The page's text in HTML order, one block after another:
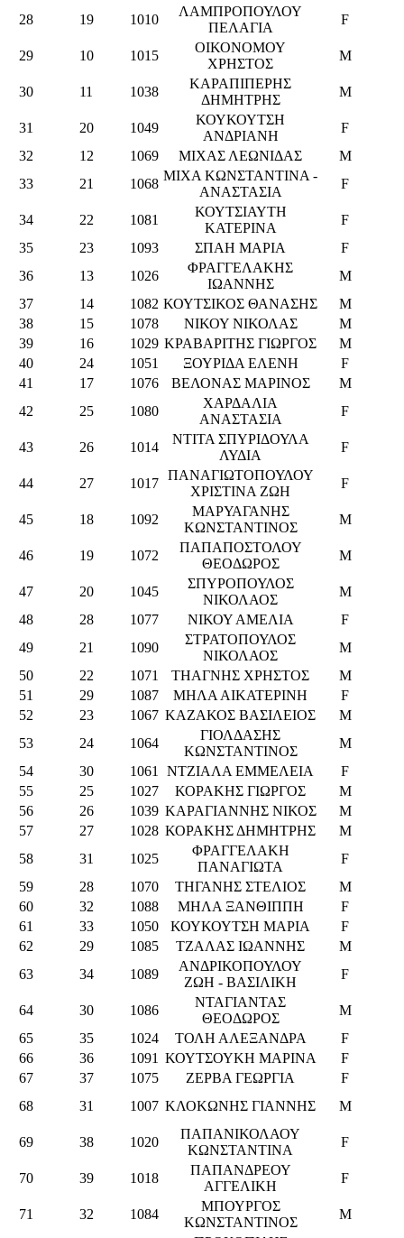
28 19 1010
ΛΑΜΠΡΟΠΟΥΛΟΥ
ΠΕΛΑΓΙΑ
F
29 10 1015
ΟΙΚΟΝΟΜΟΥ
ΧΡΗΣΤΟΣ
M
30 11 1038
ΚΑΡΑΠΙΠΕΡΗΣ
ΔΗΜΗΤΡΗΣ
M
31 20 1049
ΚΟΥΚΟΥΤΣΗ
ΑΝΔΡΙΑΝΗ
F
32
12 1069 ΜΙΧΑΣ ΛΕΩΝΙΔΑΣ
M
33
21 1068
ΜΙΧΑ ΚΩΝΣΤΑΝΤΙΝΑ -
ΑΝΑΣΤΑΣΙΑ
F
34 22 1081
ΚΟΥΤΣΙΑΥΤΗ
ΚΑΤΕΡΙΝΑ
F
35
23 1093 ΣΠΑΗ ΜΑΡΙΑ
F
36
13 1026
ΦΡΑΓΓΕΛΑΚΗΣ
ΙΩΑΝΝΗΣ
M
37
14 1082 ΚΟΥΤΣΙΚΟΣ ΘΑΝΑΣΗΣ
M
38
15 1078 ΝΙΚΟΥ ΝΙΚΟΛΑΣ
M
39
16 1029 ΚΡΑΒΑΡΙΤΗΣ ΓΙΩΡΓΟΣ
M
40
24 1051 ΞΟΥΡΙΔΑ ΕΛΕΝΗ
F
41
17 1076 ΒΕΛΟΝΑΣ ΜΑΡΙΝΟΣ
M
42
25 1080
ΧΑΡΔΑΛΙΑ
ΑΝΑΣΤΑΣΙΑ
F
43 26 1014
ΝΤΙΤΑ ΣΠΥΡΙΔΟΥΛΑ
ΛΥΔΙΑ
F
44 27 1017
ΠΑΝΑΓΙΩΤΟΠΟΥΛΟΥ
ΧΡΙΣΤΙΝΑ ΖΩΗ
F
45 18 1092
ΜΑΡΥΑΓΑΝΗΣ
ΚΩΝΣΤΑΝΤΙΝΟΣ
M
46 19 1072
ΠΑΠΑΠΟΣΤΟΛΟΥ
ΘΕΟΔΩΡΟΣ
M
47 20 1045
ΣΠΥΡΟΠΟΥΛΟΣ
ΝΙΚΟΛΑΟΣ
M
48
28 1077 ΝΙΚΟΥ ΑΜΕΛΙΑ
F
49
21 1090
ΣΤΡΑΤΟΠΟΥΛΟΣ
ΝΙΚΟΛΑΟΣ
M
50
22 1071 ΤΗΑΓΝΗΣ ΧΡΗΣΤΟΣ
M
51
29 1087 ΜΗΛΑ ΑΙΚΑΤΕΡΙΝΗ
F
52
23 1067 ΚΑΖΑΚΟΣ ΒΑΣΙΛΕΙΟΣ
M
53
24 1064
ΓΙΟΛΔΑΣΗΣ
ΚΩΝΣΤΑΝΤΙΝΟΣ
M
54
30 1061 ΝΤΖΙΑΛΑ ΕΜΜΕΛΕΙΑ
F
55
25 1027 ΚΟΡΑΚΗΣ ΓΙΩΡΓΟΣ
M
56
26 1039 ΚΑΡΑΓΙΑΝΝΗΣ ΝΙΚΟΣ
M
57
27 1028 ΚΟΡΑΚΗΣ ΔΗΜΗΤΡΗΣ
M
58
31 1025
ΦΡΑΓΓΕΛΑΚΗ
ΠΑΝΑΓΙΩΤΑ
F
59
28 1070 ΤΗΓΑΝΗΣ ΣΤΕΛΙΟΣ
M
60
32 1088 ΜΗΛΑ ΞΑΝΘΙΠΠΗ
F
61
33 1050 ΚΟΥΚΟΥΤΣΗ ΜΑΡΙΑ
F
62
29 1085 ΤΖΑΛΑΣ ΙΩΑΝΝΗΣ
M
63
34 1089
ΑΝΔΡΙΚΟΠΟΥΛΟΥ
ΖΩΗ - ΒΑΣΙΛΙΚΗ
F
64 30 1086
ΝΤΑΓΙΑΝΤΑΣ
ΘΕΟΔΩΡΟΣ
M
65
35 1024 ΤΟΛΗ ΑΛΕΞΑΝΔΡΑ
F
66
36 1091 ΚΟΥΤΣΟΥΚΗ ΜΑΡΙΝΑ
F
67
37 1075 ΖΕΡΒΑ ΓΕΩΡΓΙΑ
F
68
31 1007 ΚΛΟΚΩΝΗΣ ΓΙΑΝΝΗΣ M
69 38 1020
ΠΑΠΑΝΙΚΟΛΑΟΥ
ΚΩΝΣΤΑΝΤΙΝΑ
F
70 39 1018
ΠΑΠΑΝΔΡΕΟΥ
ΑΓΓΕΛΙΚΗ
F
71 32 1084
ΜΠΟΥΡΓΟΣ
ΚΩΝΣΤΑΝΤΙΝΟΣ
M